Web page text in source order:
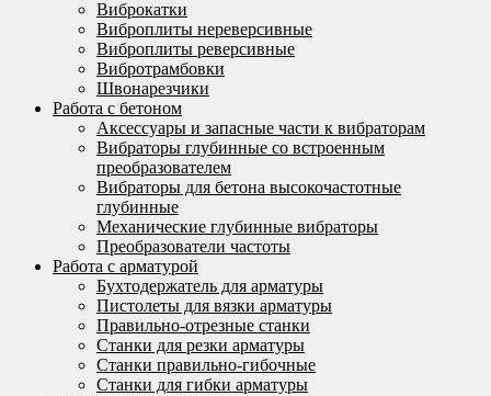
Виброкатки
Виброплиты нереверсивные
Виброплиты реверсивные
Вибротрамбовки
Швонарезчики
Работа с бетоном
Аксессуары и запасные части к вибраторам
Вибраторы глубинные со встроенным
преобразователем
Вибраторы для бетона высокочастотные
глубинные
Механические глубинные вибраторы
Преобразователи частоты
Работа с арматурой
Бухтодержатель для арматуры
Пистолеты для вязки арматуры
Правильно-отрезные станки
Станки для резки арматуры
Станки правильно-гибочные
Станки для гибки арматуры